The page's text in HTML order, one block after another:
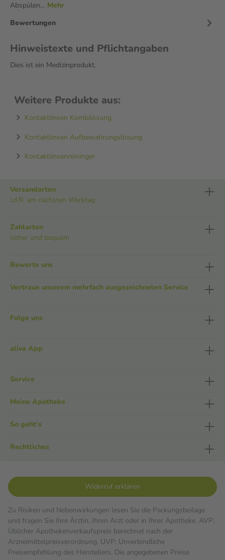
Abspülen… Mehr
Bewertungen
Hinweistexte und Pflichtangaben
Dies ist ein Medizinprodukt.
Weitere Produkte aus:
Kontaktlinsen Kombilösung
Kontaktlinsen Aufbewahrungslösung
Kontaktlinsenreininger
Versandarten
i.d.R. am nächsten Werktag
Zahlarten
sicher und bequem
Bewerte uns
Vertraue unserem mehrfach ausgezeichneten Service
Folge uns
aliva App
Service
Meine Apotheke
So geht's
Rechtliches
Widerruf erklären
Zu Risiken und Nebenwirkungen lesen Sie die Packungsbeilage
und fragen Sie Ihre Ärztin, Ihren Arzt oder in Ihrer Apotheke. AVP:
Üblicher Apothekenverkaufspreis berechnet nach der
Arzneimittelpreisverordnung. UVP: Unverbindliche
Preisempfehlung des Herstellers. Die angegebenen Preise